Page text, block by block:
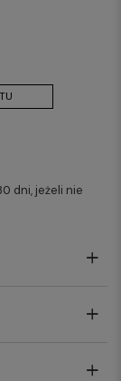
dni, jeżeli nie